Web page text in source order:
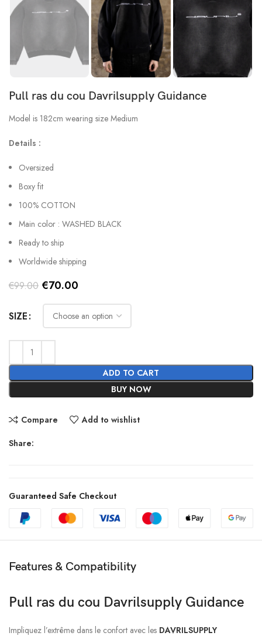
Pull ras du cou Davrilsupply Guidance
Model is 182cm wearing size Medium
Details :
Oversized
Boxy fit
100% COTTON
Main color : WASHED BLACK
Ready to ship
Worldwide shipping
€99.00 Original
was:
€99.00.
€70.00
is:
€70.00.
SIZE
ADD TO CART
BUY NOW
Compare Add to wishlist
Share:
Guaranteed Safe Checkout
Features & Compatibility
Pull ras du cou Davrilsupply Guidance
Impliquez l’extrême dans le confort avec les DAVRILSUPPLY